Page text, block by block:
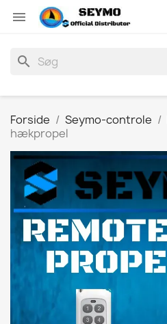

search
Forside Seymo-controle
hækpropel